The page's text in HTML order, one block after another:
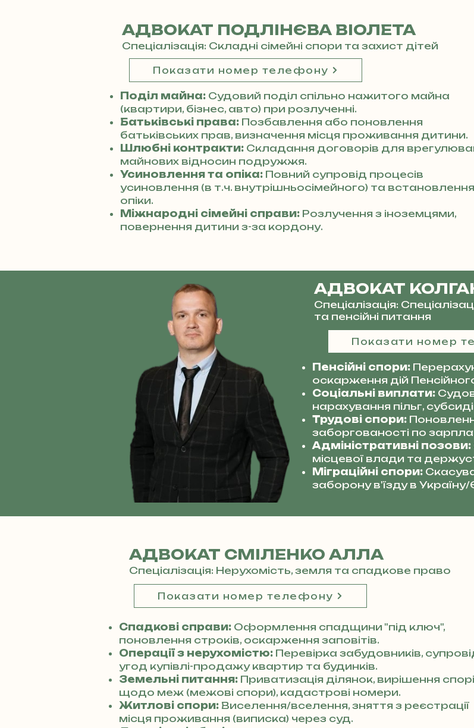
АДВОКАТ ПОДЛІНЄВА ВІОЛЕТА
Спеціалізація: Складні сімейні спори та захист дітей
Показати номер телефону
Поділ майна: Судовий поділ спільно нажитого майна
(квартири, бізнес, авто) при розлученні.
Батьківські права: Позбавлення або поновлення
батьківських прав, визначення місця проживання дитини.
Шлюбні контракти: Складання договорів для
майнових відносин подружжя.
Усиновлення та опіка: Повний супровід процесів
усиновлення (в т.ч. внутрішньосімейного) та встановлення
опіки.
Міжнародні сімейні справи: Розлучення з іноземцями,
повернення дитини з-за кордону.
АДВОКАТ
Спеціалізація:
та пенсійні питання
Пенсійні спори:
оскарження дій
Соціальні виплати:
нарахування пільг,
Трудові спори:
заборгованості по
Адміністративні позови:
місцевої влади та
Міграційні спори:
заборону в'їзду в
Показати номер
АДВОКАТ СМІЛЕНКО АЛЛА
Спеціалізація: Нерухомість, земля та спадкове право
Показати номер телефону
Спадкові справи: Оформлення спадщини "під ключ",
поновлення строків, оскарження заповітів.
Операції з нерухомістю: Перевірка забудовників,
угод купівлі-продажу квартир та будинків.
Земельні питання: Приватизація ділянок, вирішення
щодо меж (межові спори), кадастрові номери.
Житлові спори: Виселення/вселення, зняття з реєстрації
місця проживання (виписка) через суд.